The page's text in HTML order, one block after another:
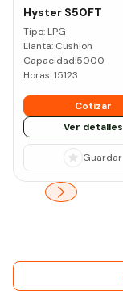
Hyster S50FT
Tipo: LPG
Llanta: Cushion
Capacidad:5000
Horas:15123
Cotizar
Ver detalles
Guardar